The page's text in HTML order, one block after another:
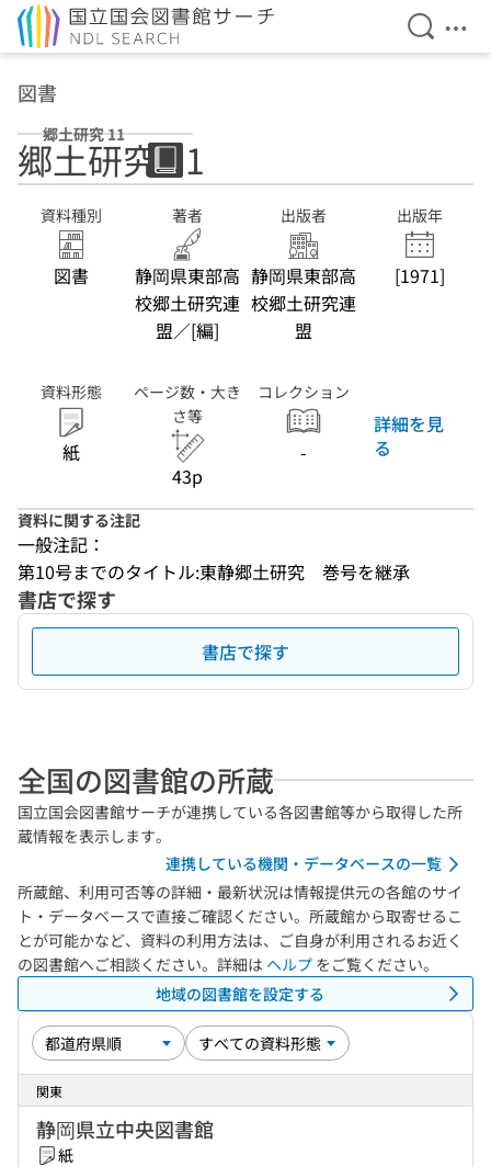
検索を
メ
図書
郷土研究 11
郷土研究 11
資料種別
図書
著者
静岡県東部高
校郷土研究連
盟／[編]
出版者
静岡県東部高
校郷土研究連
盟
出版年
[1971]
資料形態
紙
ページ数・大き
さ等
43p
コレクション
-
詳細を見
る
資料に関する注記
一般注記：
第10号までのタイトル:東静郷土研究　巻号を継承
書店で探す
書店で探す
全国の図書館の所蔵
国立国会図書館サーチが連携している各図書館等から取得した所
蔵情報を表示します。
連携している機関・データベースの一覧
所蔵館、利用可否等の詳細・最新状況は情報提供元の各館のサイ
ト・データベースで直接ご確認ください。所蔵館から取寄せるこ
とが可能かなど、資料の利用方法は、ご自身が利用されるお近く
の図書館へご相談ください。詳細は ヘルプ をご覧ください。
地域の図書館を設定する
関東
静岡県立中央図書館
紙